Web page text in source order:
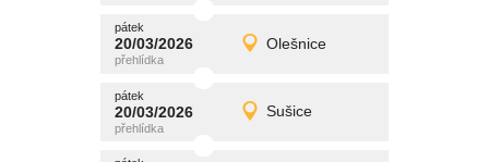
pátek
20/03/2026 Olešnice
pátek
20/03/2026 Detail
promítání
pátek
20/03/2026 Sušice
pátek
20/03/2026 Detail
promítání